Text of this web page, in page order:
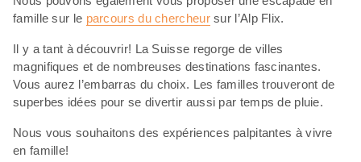
famille sur le parcours du chercheursur l’Alp Flix.
Il y a tant à découvrir! La Suisse regorge de villes
magnifiques et de nombreuses destinations fascinantes.
Vous aurez l’embarras du choix. Les familles trouveront de
superbes idées pour se divertir aussi par temps de pluie.
Nous vous souhaitons des expériences palpitantes à vivre
en famille!